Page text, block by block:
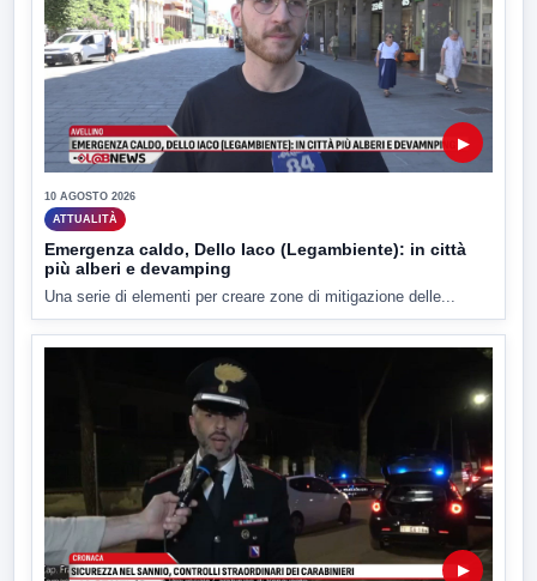
▶
10 AGOSTO 2026
ATTUALITÀ
Emergenza caldo, Dello Iaco (Legambiente): in città
più alberi e devamping
Una serie di elementi per creare zone di mitigazione delle...
▶